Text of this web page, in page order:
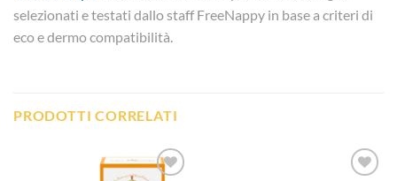
selezionati e testati dallo staff FreeNappy in base a criteri di
eco e dermo compatibilità.
PRODOTTI CORRELATI